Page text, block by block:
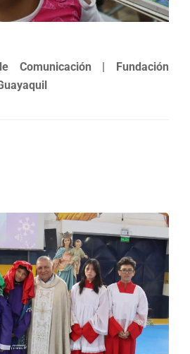
Comunicación | Fundación